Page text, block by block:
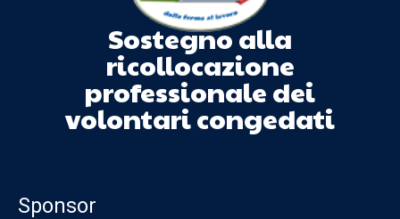
Sostegno alla
ricollocazione
professionale dei
volontari congedati
Sponsor